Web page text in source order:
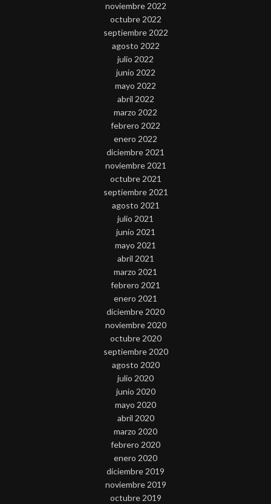
noviembre 2022
octubre 2022
septiembre 2022
agosto 2022
julio 2022
junio 2022
mayo 2022
abril 2022
marzo 2022
febrero 2022
enero 2022
diciembre 2021
noviembre 2021
octubre 2021
septiembre 2021
agosto 2021
julio 2021
junio 2021
mayo 2021
abril 2021
marzo 2021
febrero 2021
enero 2021
diciembre 2020
noviembre 2020
octubre 2020
septiembre 2020
agosto 2020
julio 2020
junio 2020
mayo 2020
abril 2020
marzo 2020
febrero 2020
enero 2020
diciembre 2019
noviembre 2019
octubre 2019